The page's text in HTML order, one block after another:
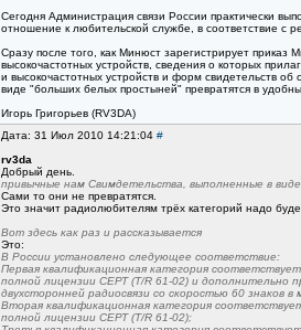
Сегодня Администрация связи России практически
отношение к любительской службе, в соответствие
Сразу после того, как Минюст зарегистрирует приказ
высокочастотных устройств, сведения о которых
и высокочастотных устройств и форм свидетельств
виде "больших белых простыней" превратятся в
Игорь Григорьев (RV3DA)
Дата: 31 Июл 2010 14:21:04 #
rv3da
Добрый день.
привычные нам Свимдетельства, выполненные в
Сами то они не превратятся.
Это значит радиолюбителям трёх категорий надо
Вот здесь как раз и рассказывается
Это:
В России установлено следующее соответствие:
Первая квалификационная категория
полной лицензии СЕРТ (T/R 61-02) и дополнительно
двухсторонней радиосвязи со скоростью 60 знаков в
Вторая квалификационная категория
полной лицензии СЕРТ (T/R 61-02);